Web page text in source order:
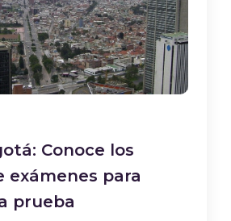
Conoce los
exámenes para
prueba